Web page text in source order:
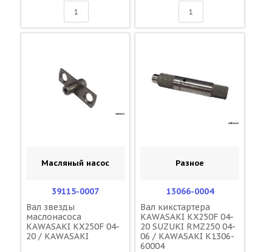
Масляный насос
39115-0007
Вал звезды
маслонасоса
KAWASAKI KX250F 04-
20 / KAWASAKI
Разное
13066-0004
Вал кикстартера
KAWASAKI KX250F 04-
20 SUZUKI RMZ250 04-
06 / KAWASAKI K1306-
60004